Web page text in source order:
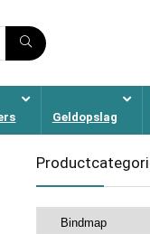
Geldopslag